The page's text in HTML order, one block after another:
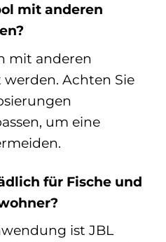
mit anderen
mit anderen
Achten Sie
um eine
für Fische und
ist JBL